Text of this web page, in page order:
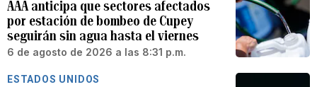
AAA anticipa que sectores afectados
por estación de bombeo de Cupey
seguirán sin agua hasta el viernes
6 de agosto de 2026 a las 8:31 p.m.
ESTADOS UNIDOS